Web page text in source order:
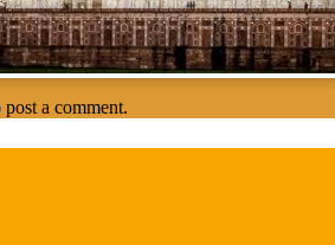
post a comment.